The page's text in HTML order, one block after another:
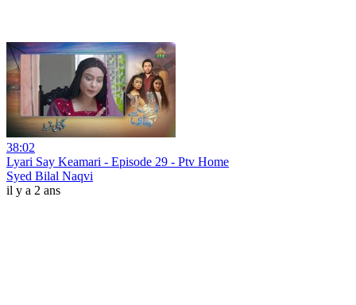
38:02
Lyari Say Keamari - Episode 29 - Ptv Home
Syed Bilal Naqvi
il y a 2 ans